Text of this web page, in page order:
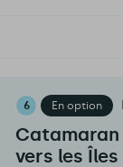
6 En option
Catamaran
vers les Îles